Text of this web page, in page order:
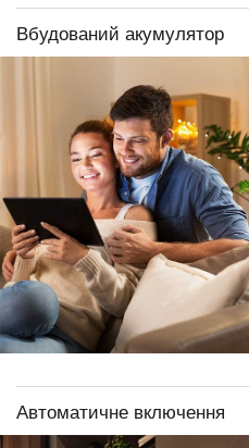
Вбудований акумулятор
Автоматичне включення